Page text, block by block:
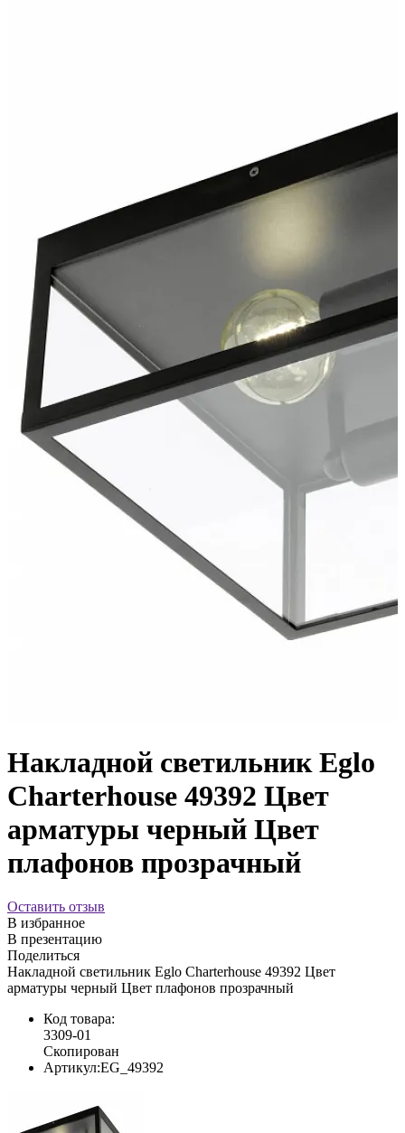
Накладной светильник Eglo
Charterhouse 49392 Цвет
арматуры черный Цвет
плафонов прозрачный
Оставить отзыв
В избранное
В презентацию
Поделиться
Накладной светильник Eglo Charterhouse 49392 Цвет
арматуры черный Цвет плафонов прозрачный
Код товара:
3309-01
Скопирован
Артикул:EG_49392